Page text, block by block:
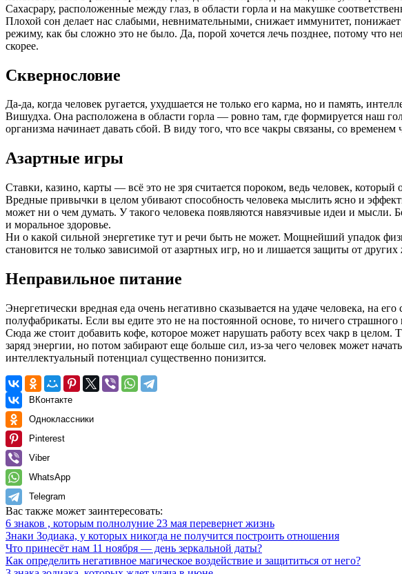
Сахасрару, расположенные между глаз, в области горла и на макушке
Плохой сон делает нас слабыми, невнимательными, снижает иммунитет,
режиму, как бы сложно это не было. Да, порой хочется лечь позднее, потому что
скорее.
Сквернословие
Да-да, когда человек ругается, ухудшается не только его карма, но и память,
Вишудха. Она расположена в области горла — ровно там, где формируется наш
организма начинает давать сбой. В виду того, что все чакры связаны, со
Азартные игры
Ставки, казино, карты — всё это не зря считается пороком, ведь человек,
Вредные привычки в целом убивают способность человека мыслить ясно и
может ни о чем думать. У такого человека появляются навязчивые идеи и мысли.
и моральное здоровье.
Ни о какой сильной энергетике тут и речи быть не может. Мощнейший упадок
становится не только зависимой от азартных игр, но и лишается защиты от
Неправильное питание
Энергетически вредная еда очень негативно сказывается на удаче человека, на
полуфабрикаты. Если вы едите это не на постоянной основе, то ничего
Сюда же стоит добавить кофе, которое может нарушать работу всех чакр в
заряд энергии, но потом забирают еще больше сил, из-за чего человек может
интеллектуальный потенциал существенно понизится.
ВКонтакте
Одноклассники
Pinterest
Viber
WhatsApp
Telegram
Вас также может заинтересовать:
6 знаков , которым полнолуние 23 мая перевернет жизнь
Знаки Зодиака, у которых никогда не получится построить отношения
Что принесёт нам 11 ноября — день зеркальной даты?
Как определить негативное магическое воздействие и защититься от него?